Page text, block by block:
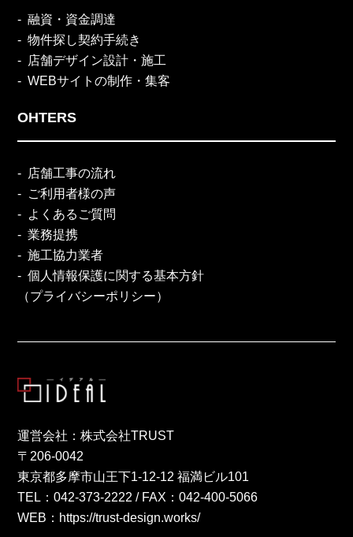
融資・資金調達
物件探し契約手続き
店舗デザイン設計・施工
WEBサイトの制作・集客
OHTERS
店舗工事の流れ
ご利用者様の声
よくあるご質問
業務提携
施工協力業者
個人情報保護に関する基本方針
（プライバシーポリシー）
運営会社：株式会社TRUST
〒206-0042
東京都多摩市山王下1-12-12 福満ビル101
TEL：042-373-2222 / FAX：042-400-5066
WEB： https://trust-design.works/